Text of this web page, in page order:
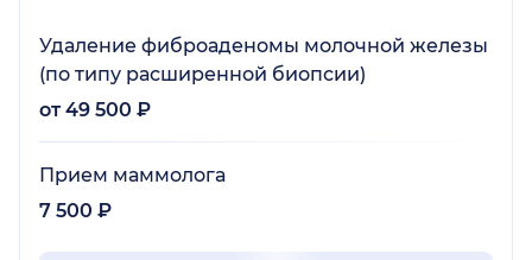
Удаление фиброаденомы молочной железы
(по типу расширенной биопсии)
от 49 500 ₽
Прием маммолога
7 500 ₽